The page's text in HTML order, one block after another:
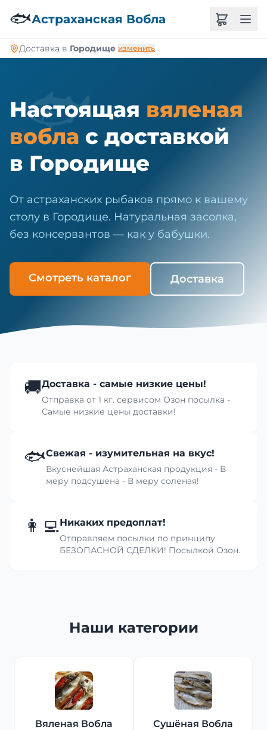
🐟Астраханская Вобла
Доставка в Городище изменить
🐟
Настоящая вяленая
вобла с доставкой
в Городище
От астраханских рыбаков прямо к вашему
столу в Городище. Натуральная засолка,
без консервантов — как у бабушки.
Смотреть каталог Доставка
🚚Доставка - самые низкие цены!
Отправка от 1 кг. сервисом Озон посылка -
Самые низкие цены доставки!
🐟Свежая - изумительная на вкус!
Вкуснейшая Астраханская продукция - В
меру подсушена - В меру соленая!
👩‍💻Никаких предоплат!
Отправляем посылки по принципу
БЕЗОПАСНОЙ СДЕЛКИ! Посылкой Озон.
Наши категории
Вяленая Вобла Сушёная Вобла